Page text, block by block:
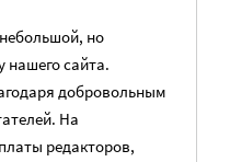
но
нашего сайта.
добровольным
На
редакторов,